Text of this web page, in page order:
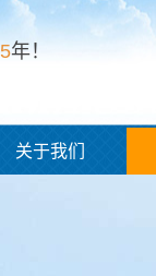
5年！
关于我们